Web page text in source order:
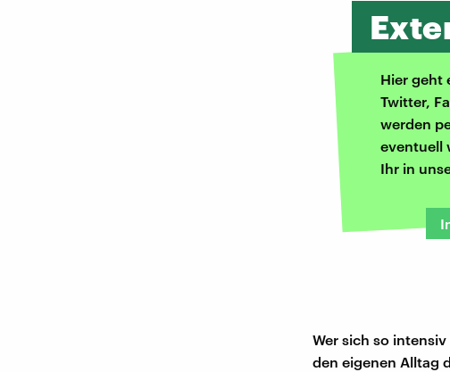
Hier geht
Twitter,
werden
eventuell
Ihr in
Wer sich so
den eigenen Alltag